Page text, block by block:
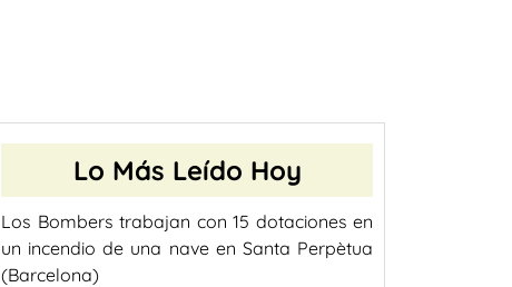
Lo Más Leído Hoy
Los Bombers trabajan con 15 dotaciones en
un incendio de una nave en Santa Perpètua
(Barcelona)